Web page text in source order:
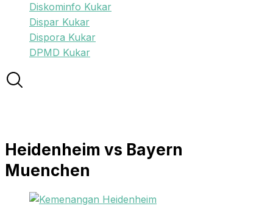
Diskominfo Kukar
Dispar Kukar
Dispora Kukar
DPMD Kukar
Heidenheim vs Bayern
Muenchen